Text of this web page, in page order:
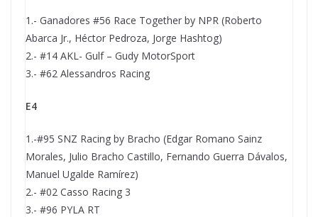
1.- Ganadores #56 Race Together by NPR (Roberto
Abarca Jr., Héctor Pedroza, Jorge Hashtog)
2.- #14 AKL- Gulf – Gudy MotorSport
3.- #62 Alessandros Racing
E4
1.-#95 SNZ Racing by Bracho (Edgar Romano Sainz
Morales, Julio Bracho Castillo, Fernando Guerra Dávalos,
Manuel Ugalde Ramírez)
2.- #02 Casso Racing 3
3.- #96 PYLA RT